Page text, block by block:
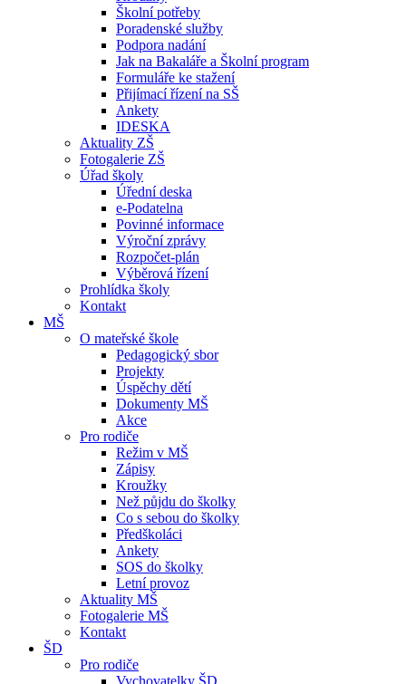
Školní potřeby
Poradenské služby
Podpora nadání
Jak na Bakaláře a Školní program
Formuláře ke stažení
Přijímací řízení na SŠ
Ankety
IDESKA
Aktuality ZŠ
Fotogalerie ZŠ
Úřad školy
Úřední deska
e-Podatelna
Povinné informace
Výroční zprávy
Rozpočet-plán
Výběrová řízení
Prohlídka školy
Kontakt
MŠ
O mateřské škole
Pedagogický sbor
Projekty
Úspěchy dětí
Dokumenty MŠ
Akce
Pro rodiče
Režim v MŠ
Zápisy
Kroužky
Než půjdu do školky
Co s sebou do školky
Předškoláci
Ankety
SOS do školky
Letní provoz
Aktuality MŠ
Fotogalerie MŠ
Kontakt
ŠD
Pro rodiče
Vychovatelky ŠD